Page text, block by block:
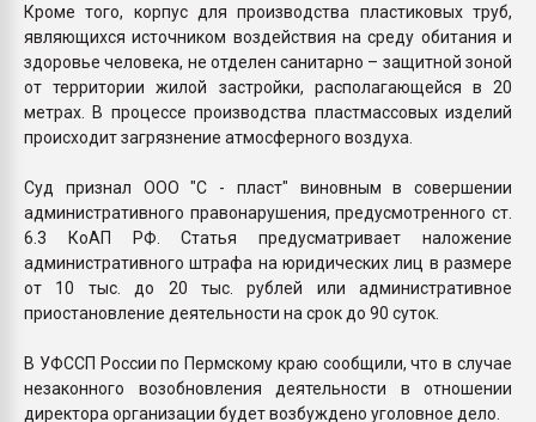
Кроме того, корпус для производства пластиковых труб,
являющихся источником воздействия на среду обитания и
здоровье человека, не отделен санитарно – защитной зоной
от территории жилой застройки, располагающейся в 20
метрах. В процессе производства пластмассовых изделий
происходит загрязнение атмосферного воздуха.
Суд признал ООО "С - пласт" виновным в совершении
административного правонарушения, предусмотренного ст.
6.3 КоАП РФ. Статья предусматривает наложение
административного штрафа на юридических лиц в размере
от 10 тыс. до 20 тыс. рублей или административное
приостановление деятельности на срок до 90 суток.
В УФССП России по Пермскому краю сообщили, что в случае
незаконного возобновления деятельности в отношении
директора организации будет возбуждено уголовное дело.